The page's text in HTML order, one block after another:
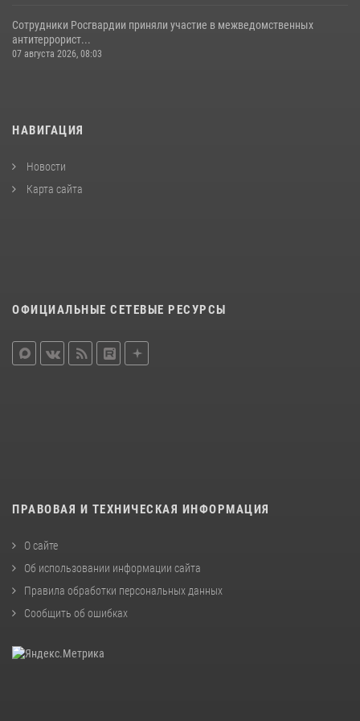
Сотрудники Росгвардии приняли участие в межведомственных
антитеррорист...
07 августа 2026, 08:03
НАВИГАЦИЯ
Новости
Карта сайта
ОФИЦИАЛЬНЫЕ СЕТЕВЫЕ РЕСУРСЫ
ПРАВОВАЯ И ТЕХНИЧЕСКАЯ ИНФОРМАЦИЯ
О сайте
Об использовании информации сайта
Правила обработки персональных данных
Сообщить об ошибках